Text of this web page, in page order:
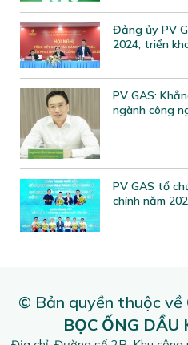
Đảng ủy PV
2024, triển
PV GAS:
ngành công
PV GAS tổ
chính năm
© Bản quyền thuộc về
BỌC ỐNG DẦU